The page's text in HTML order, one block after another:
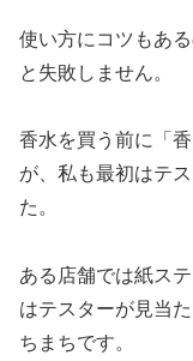
使い方にコツもあ
と失敗しません。
香水を買う前に「
が、私も最初はテ
た。
ある店舗では紙ス
はテスターが見当
ちまちです。